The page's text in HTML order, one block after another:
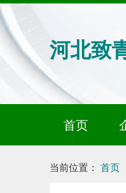
河北致
首页
当前位置： 首页